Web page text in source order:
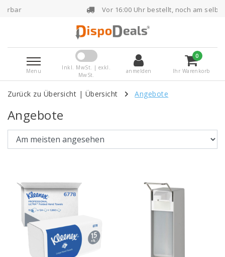
Vor 16:00 Uhr bestellt, noch am selben Tag versendet
Menu
Inkl. MwSt. | exkl.
MwSt.
anmelden
0
Ihr Warenkorb
Zurück zu Übersicht | Übersicht Angebote
Angebote